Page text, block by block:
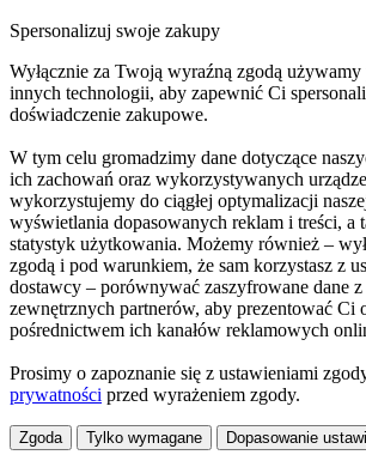
Spersonalizuj swoje zakupy
Wyłącznie za Twoją wyraźną zgodą
innych technologii, aby zapewnić Ci
doświadczenie zakupowe.
W tym celu gromadzimy dane dotyczące
ich zachowań oraz wykorzystywanych
wykorzystujemy do ciągłej optymalizacji
wyświetlania dopasowanych reklam i treści, a
statystyk użytkowania. Możemy również –
zgodą i pod warunkiem, że sam korzystasz z
dostawcy – porównywać zaszyfrowane dane
zewnętrznych partnerów, aby prezentować Ci
pośrednictwem ich kanałów reklamowych
Prosimy o zapoznanie się z ustawieniami
prywatności przed wyrażeniem zgody.
Zgoda Tylko wymagane Dopasowanie